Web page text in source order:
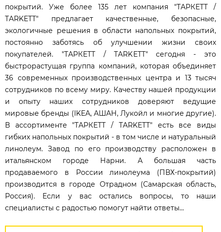
покрытий. Уже более 135 лет компания "ТАРКЕТТ /
TARKETT" предлагает качественные, безопасные,
экологичные решения в области напольных покрытий,
постоянно заботясь об улучшении жизни своих
покупателей. "ТАРКЕТТ / TARKETT" cегодня - это
быстрорастущая группа компаний, которая объединяет
36 современных производственных центра и 13 тысяч
сотрудников по всему миру. Качеству нашей продукции
и опыту наших сотрудников доверяют ведущие
мировые бренды (IKEA, АШАН, Лукойл и многие другие).
В ассортименте "ТАРКЕТТ / TARKETT" есть все виды
гибких напольных покрытий - в том числе и натуральный
линолеум. Завод по его производству расположен в
итальянском городе Нарни. А большая часть
продаваемого в России линолеума (ПВХ-покрытий)
производится в городе Отрадном (Самарская область,
Россия). Если у вас остались вопросы, то наши
специалисты с радостью помогут найти ответы...